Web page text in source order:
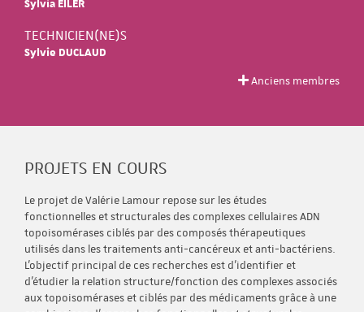
Sylvia EILER
TECHNICIEN(NE)S
Sylvie DUCLAUD
Anciens membres
PROJETS EN COURS
Le projet de Valérie Lamour repose sur les études
fonctionnelles et structurales des complexes cellulaires ADN
topoisomérases ciblés par des composés thérapeutiques
utilisés dans les traitements anti-cancéreux et anti-bactériens.
L'objectif principal de ces recherches est d'identifier et
d'étudier la relation structure/fonction des complexes associés
aux topoisomérases et ciblés par des médicaments grâce à une